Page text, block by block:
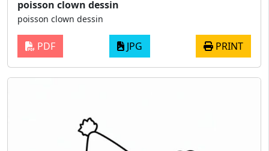
poisson clown dessin
poisson clown dessin
PDF JPG PRINT